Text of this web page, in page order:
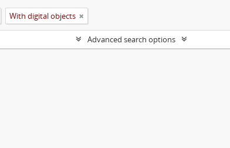
With digital objects
Advanced search options